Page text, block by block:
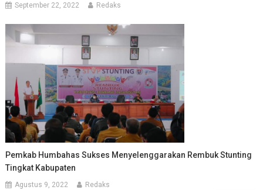
September 22, 2022 Redaks
Pemkab Humbahas Sukses Menyelenggarakan Rembuk Stunting
Tingkat Kabupaten
Agustus 9, 2022 Redaks